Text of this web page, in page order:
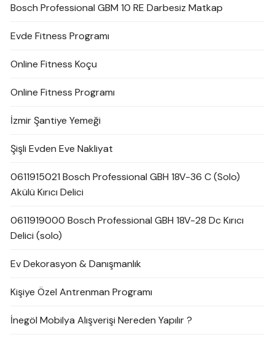
Bosch Professional GBM 10 RE Darbesiz Matkap
Evde Fitness Programı
Online Fitness Koçu
Online Fitness Programı
İzmir Şantiye Yemeği
Şişli Evden Eve Nakliyat
0611915021 Bosch Professional GBH 18V-36 C (Solo)
Akülü Kırıcı Delici
0611919000 Bosch Professional GBH 18V-28 Dc Kırıcı
Delici (solo)
Ev Dekorasyon & Danışmanlık
Kişiye Özel Antrenman Programı
İnegöl Mobilya Alışverişi Nereden Yapılır ?